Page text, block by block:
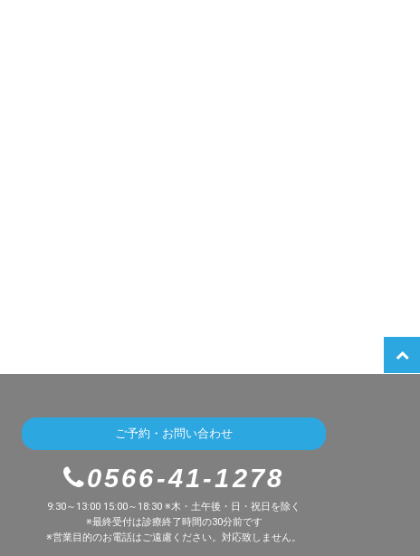
ご予約・お問い合わせ
0566-41-1278
9:30～13:00 15:00～18:30 ※木・土午後・日・祝日を除く
※最終受付は診療終了時間の30分前です
※営業目的のお電話はご遠慮ください。対応致しません。